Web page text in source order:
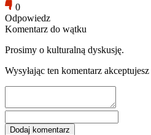
0
Odpowiedz
Komentarz do wątku
Prosimy o kulturalną dyskusję.
Wysyłając ten komentarz akceptujesz